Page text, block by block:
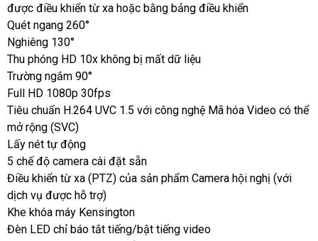
được điều khiển từ xa hoặc bằng bảng điều khiển
Quét ngang 260°
Nghiêng 130°
Thu phóng HD 10x không bị mất dữ liệu
Trường ngắm 90°
Full HD 1080p 30fps
Tiêu chuẩn H.264 UVC 1.5 với công nghệ Mã hóa Video có thể
mở rộng (SVC)
Lấy nét tự động
5 chế độ camera cài đặt sẵn
Điều khiển từ xa (PTZ) của sản phẩm Camera hội nghị (với
dịch vụ được hỗ trợ)
Khe khóa máy Kensington
Đèn LED chỉ báo tắt tiếng/bật tiếng video